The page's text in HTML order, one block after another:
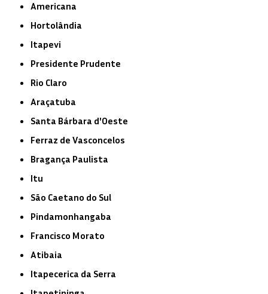
Americana
Hortolândia
Itapevi
Presidente Prudente
Rio Claro
Araçatuba
Santa Bárbara d'Oeste
Ferraz de Vasconcelos
Bragança Paulista
Itu
São Caetano do Sul
Pindamonhangaba
Francisco Morato
Atibaia
Itapecerica da Serra